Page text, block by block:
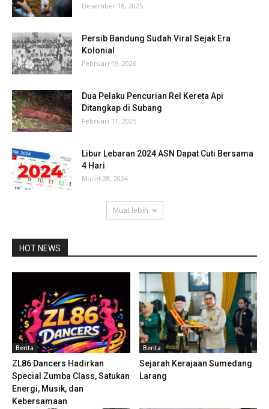
Desember 18, 2025
Persib Bandung Sudah Viral Sejak Era
Kolonial
Februari 19, 2026
Dua Pelaku Pencurian Rel Kereta Api
Ditangkap di Subang
Februari 11, 2025
Libur Lebaran 2024 ASN Dapat Cuti Bersama
4 Hari
Maret 28, 2024
Muat lebih
HOT NEWS
Berita
ZL86 Dancers Hadirkan
Special Zumba Class, Satukan
Energi, Musik, dan
Kebersamaan
Berita
Sejarah Kerajaan Sumedang
Larang